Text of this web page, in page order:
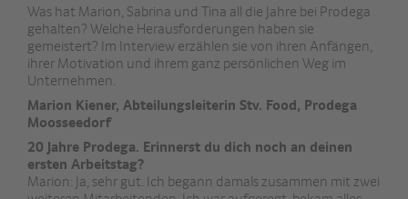
Was hat Marion, Sabrina und Tina all die Jahre bei Prodega
gehalten? Welche Herausforderungen haben sie
gemeistert? Im Interview erzählen sie von ihren Anfängen,
ihrer Motivation und ihrem ganz persönlichen Weg im
Unternehmen.
Marion Kiener, Abteilungsleiterin Stv. Food, Prodega
Moosseedorf
20 Jahre Prodega. Erinnerst du dich noch an deinen
ersten Arbeitstag?
Marion: Ja, sehr gut. Ich begann damals zusammen mit zwei